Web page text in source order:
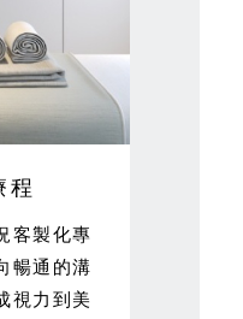
程
客製化專
暢通的溝
視力到美